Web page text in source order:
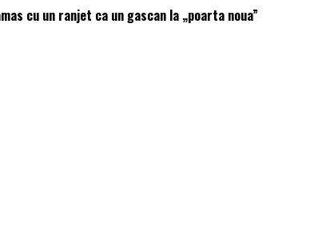
cu un ranjet ca un gascan la „poarta noua”